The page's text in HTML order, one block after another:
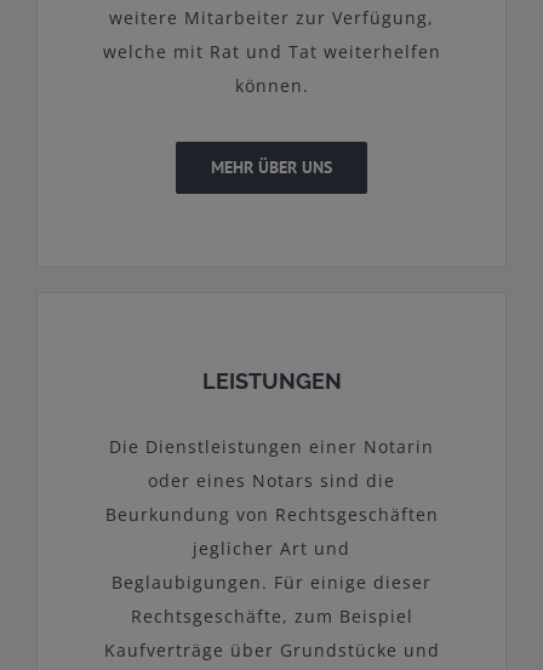
weitere Mitarbeiter zur Verfügung,
welche mit Rat und Tat weiterhelfen
können.
MEHR ÜBER UNS
LEISTUNGEN
Die Dienstleistungen einer Notarin
oder eines Notars sind die
Beurkundung von Rechtsgeschäften
jeglicher Art und
Beglaubigungen. Für einige dieser
Rechtsgeschäfte, zum Beispiel
Kaufverträge über Grundstücke und